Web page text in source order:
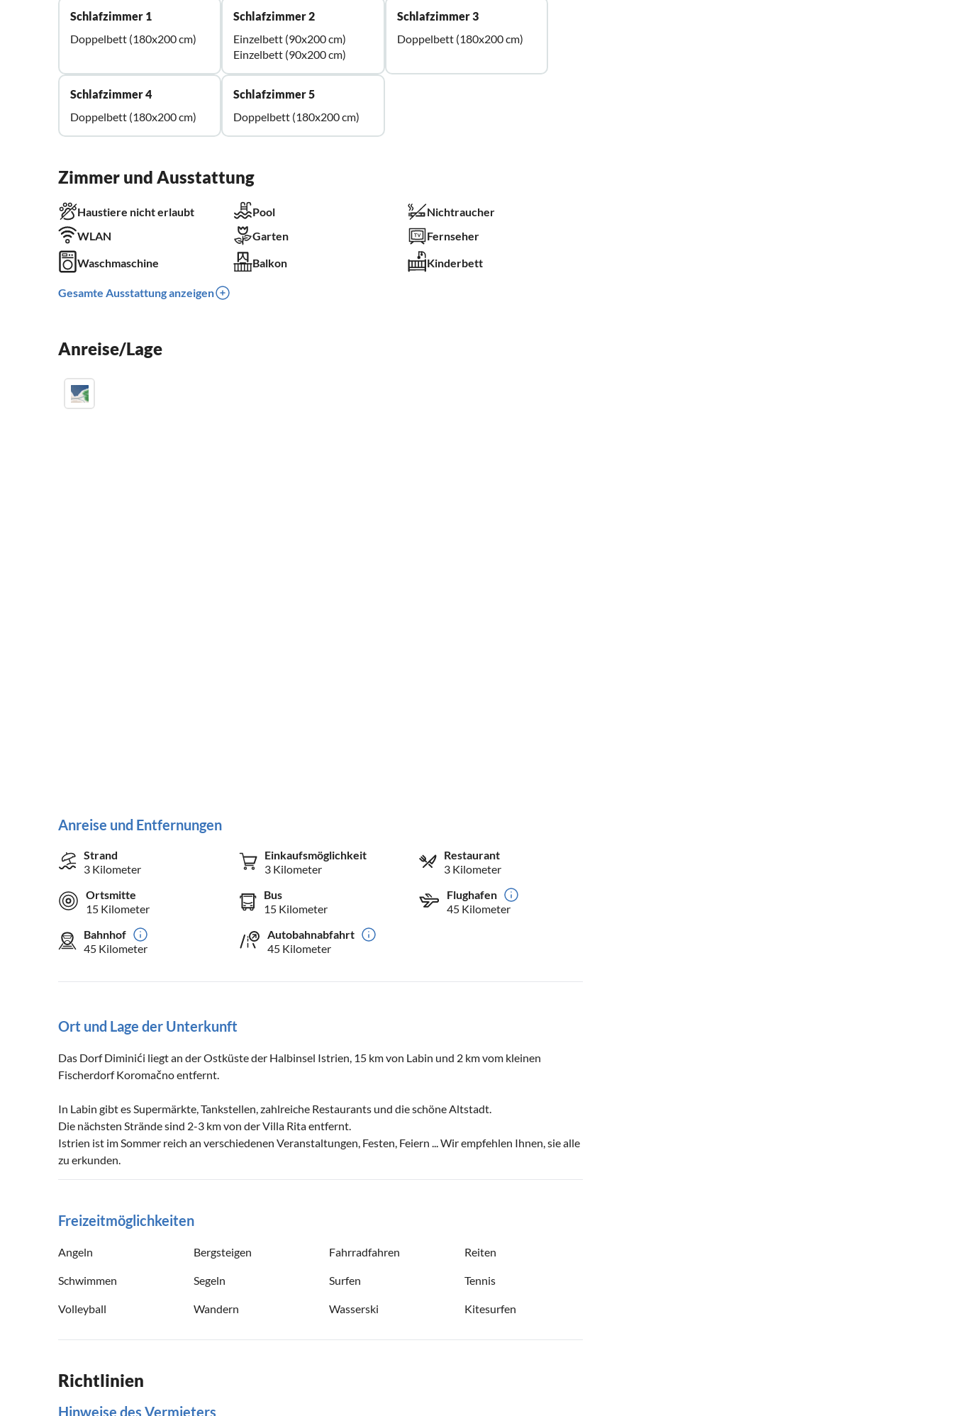
Schlafzimmer 1
Doppelbett (180x200 cm)
Schlafzimmer 2
Einzelbett (90x200 cm)
Einzelbett (90x200 cm)
Schlafzimmer 3
Doppelbett (180x200 cm)
Schlafzimmer 4
Doppelbett (180x200 cm)
Schlafzimmer 5
Doppelbett (180x200 cm)
Zimmer und Ausstattung
Haustiere nicht erlaubt Pool
Nichtraucher
WLAN
Garten
Fernseher
Waschmaschine
Balkon Kinderbett
Gesamte Ausstattung anzeigen
Anreise/Lage
Anreise und Entfernungen
Strand
3 Kilometer
Einkaufsmöglichkeit
3 Kilometer
Restaurant
3 Kilometer
Ortsmitte
15 Kilometer
Bus
15 Kilometer
Flughafen
45 Kilometer
Bahnhof
45 Kilometer
Autobahnabfahrt
45 Kilometer
Ort und Lage der Unterkunft
Das Dorf Diminići liegt an der Ostküste der Halbinsel Istrien, 15 km von Labin und 2 km vom kleinen
Fischerdorf Koromačno entfernt.
In Labin gibt es Supermärkte, Tankstellen, zahlreiche Restaurants und die schöne Altstadt.
Die nächsten Strände sind 2-3 km von der Villa Rita entfernt.
Istrien ist im Sommer reich an verschiedenen Veranstaltungen, Festen, Feiern ... Wir empfehlen Ihnen, sie alle
zu erkunden.
Freizeitmöglichkeiten
Angeln Bergsteigen Fahrradfahren Reiten
Schwimmen Segeln Surfen Tennis
Volleyball Wandern Wasserski Kitesurfen
Richtlinien
Hinweise des Vermieters